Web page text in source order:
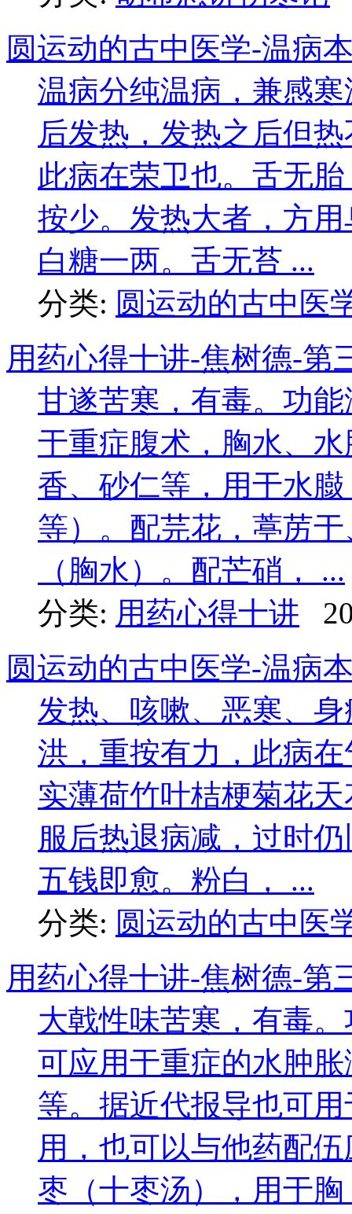
圆运动的古中医学-温病
温病分纯温病，兼感
后发热，发热之后但
此病在荣卫也。舌无
按少。发热大者，方
白糖一两。舌无苔 ...
分类: 圆运动的古中医
用药心得十讲-焦树德-第
甘遂苦寒，有毒。功
于重症腹术，胸水、
香、砂仁等，用于水
等）。配芫花，葶苈
（胸水）。配芒硝， ...
分类: 用药心得十讲
圆运动的古中医学-温病
发热、咳嗽、恶寒、
洪，重按有力，此病
实薄荷竹叶桔梗菊花
服后热退病减，过时
五钱即愈。粉白， ...
分类: 圆运动的古中医
用药心得十讲-焦树德-第
大戟性味苦寒，有毒
可应用于重症的水肿
等。据近代报导也可
用，也可以与他药配
枣（十枣汤），用于胸